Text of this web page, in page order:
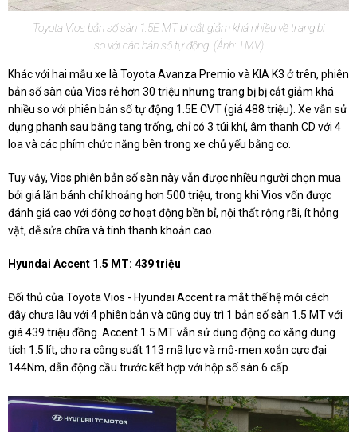
Toyota Vios bản số sàn 1.5E MT bị cắt giảm khá nhiều về trang bị
so với các bản số tự động. (Ảnh: TMV)
Khác với hai mẫu xe là Toyota Avanza Premio và KIA K3 ở trên, phiên
bản số sàn của Vios rẻ hơn 30 triệu nhưng trang bị bị cắt giảm khá
nhiều so với phiên bản số tự động 1.5E CVT (giá 488 triệu). Xe vẫn sử
dụng phanh sau bằng tang trống, chỉ có 3 túi khí, âm thanh CD với 4
loa và các phím chức năng bên trong xe chủ yếu bằng cơ.
Tuy vậy, Vios phiên bản số sàn này vẫn được nhiều người chọn mua
bởi giá lăn bánh chỉ khoảng hơn 500 triệu, trong khi Vios vốn được
đánh giá cao với động cơ hoạt động bền bỉ, nội thất rộng rãi, ít hỏng
vặt, dễ sửa chữa và tính thanh khoản cao.
Hyundai Accent 1.5 MT: 439 triệu
Đối thủ của Toyota Vios - Hyundai Accent ra mắt thế hệ mới cách
đây chưa lâu với 4 phiên bản và cũng duy trì 1 bản số sàn 1.5 MT với
giá 439 triệu đồng. Accent 1.5 MT vẫn sử dụng động cơ xăng dung
tích 1.5 lít, cho ra công suất 113 mã lực và mô-men xoắn cực đại
144Nm, dẫn động cầu trước kết hợp với hộp số sàn 6 cấp.